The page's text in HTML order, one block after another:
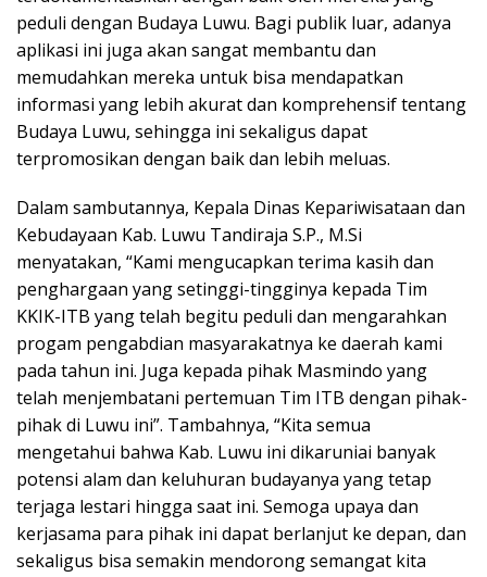
peduli dengan Budaya Luwu. Bagi publik luar, adanya
aplikasi ini juga akan sangat membantu dan
memudahkan mereka untuk bisa mendapatkan
informasi yang lebih akurat dan komprehensif tentang
Budaya Luwu, sehingga ini sekaligus dapat
terpromosikan dengan baik dan lebih meluas.
Dalam sambutannya, Kepala Dinas Kepariwisataan dan
Kebudayaan Kab. Luwu Tandiraja S.P., M.Si
menyatakan, “Kami mengucapkan terima kasih dan
penghargaan yang setinggi-tingginya kepada Tim
KKIK-ITB yang telah begitu peduli dan mengarahkan
progam pengabdian masyarakatnya ke daerah kami
pada tahun ini. Juga kepada pihak Masmindo yang
telah menjembatani pertemuan Tim ITB dengan pihak-
pihak di Luwu ini”. Tambahnya, “Kita semua
mengetahui bahwa Kab. Luwu ini dikaruniai banyak
potensi alam dan keluhuran budayanya yang tetap
terjaga lestari hingga saat ini. Semoga upaya dan
kerjasama para pihak ini dapat berlanjut ke depan, dan
sekaligus bisa semakin mendorong semangat kita